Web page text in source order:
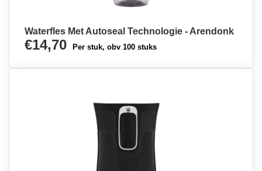
Waterfles Met Autoseal Technologie - Arendonk
€14,70 Per stuk, obv 100 stuks